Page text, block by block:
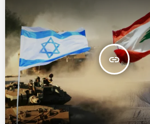
insert_link